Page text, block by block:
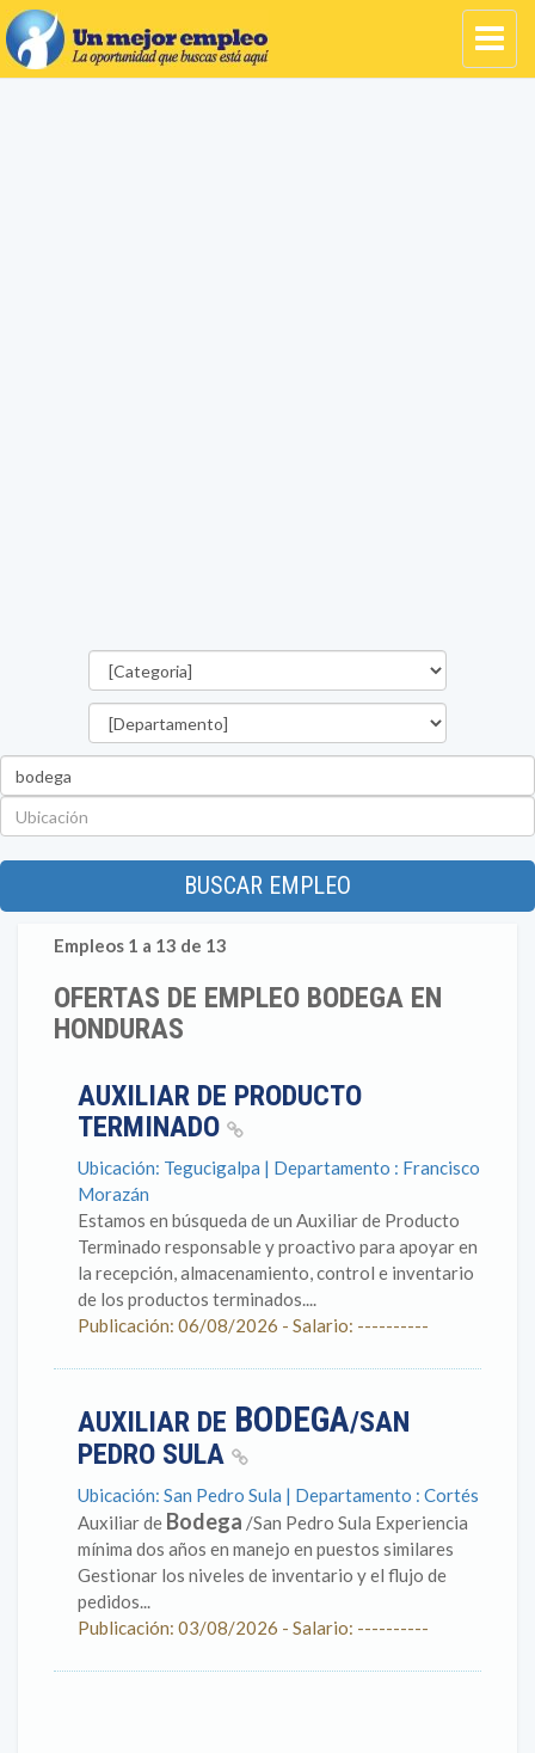
BUSCAR EMPLEO
Empleos 1 a 13 de 13
OFERTAS DE EMPLEO BODEGA EN
HONDURAS
AUXILIAR DE PRODUCTO
TERMINADO
Ubicación: Tegucigalpa | Departamento : Francisco
Morazán
Estamos en búsqueda de un Auxiliar de Producto
Terminado responsable y proactivo para apoyar en
la recepción, almacenamiento, control e inventario
de los productos terminados....
Publicación: 06/08/2026 - Salario: ----------
AUXILIAR DE BODEGA/SAN
PEDRO SULA
Ubicación: San Pedro Sula | Departamento : Cortés
Auxiliar de Bodega /San Pedro Sula Experiencia
mínima dos años en manejo en puestos similares
Gestionar los niveles de inventario y el flujo de
pedidos...
Publicación: 03/08/2026 - Salario: ----------